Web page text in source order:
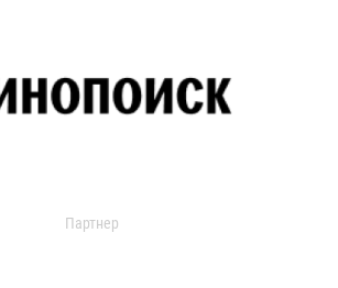
Партнер